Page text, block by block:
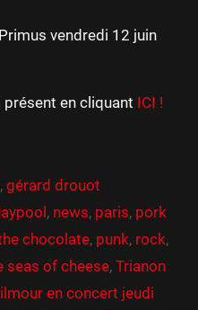
vendredi 12 juin
présent en cliquant ICI !
,gérard drouot
, news, paris, pork
chocolate, punk, rock,
seas of cheese, Trianon
en concert jeudi